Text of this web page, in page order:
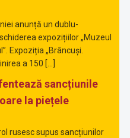
anunță un dublu-
expozițiilor „Muzeul
Expoziția „Brâncuși.
a 150 […]
sancțiunile
la piețele
rusesc supus sancțiunilor